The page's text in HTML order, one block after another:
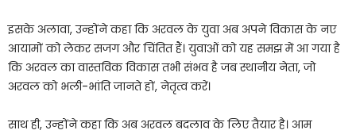
इसके अलावा, उन्होंने कहा कि अरवल के युवा अब अपने विकास के नए
आयामों को लेकर सजग और चिंतित हैं। युवाओं को यह समझ में आ गया है
कि अरवल का वास्तविक विकास तभी संभव है जब स्थानीय नेता, जो
अरवल को भली-भांति जानते हों, नेतृत्व करें।
साथ ही, उन्होंने कहा कि अब अरवल बदलाव के लिए तैयार है। आम